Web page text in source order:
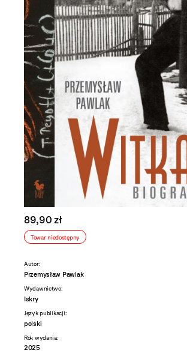
89,90 zł
Towar niedostępny
Autor:
Przemysław Pawlak
Wydawnictwo:
Iskry
Język publikacji:
polski
Rok wydania:
2025